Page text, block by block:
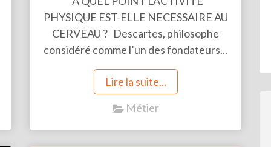
PHYSIQUE EST-ELLE NECESSAIRE AU
CERVEAU ? Descartes, philosophe
considéré comme l’un des fondateurs...
Lire la suite...
Métier